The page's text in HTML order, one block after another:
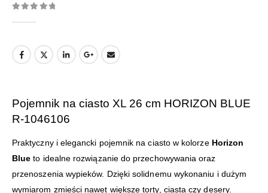
Pojemnik na ciasto XL 26 cm HORIZON BLUE
R-1046106
Praktyczny i elegancki pojemnik na ciasto w kolorze Horizon
Blue to idealne rozwiązanie do przechowywania oraz
przenoszenia wypieków. Dzięki solidnemu wykonaniu i dużym
wymiarom zmieści nawet większe torty, ciasta czy desery.